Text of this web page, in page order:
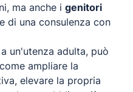
ma anche i genitori
di una consulenza con
un'utenza adulta, può
ampliare la
elevare la propria